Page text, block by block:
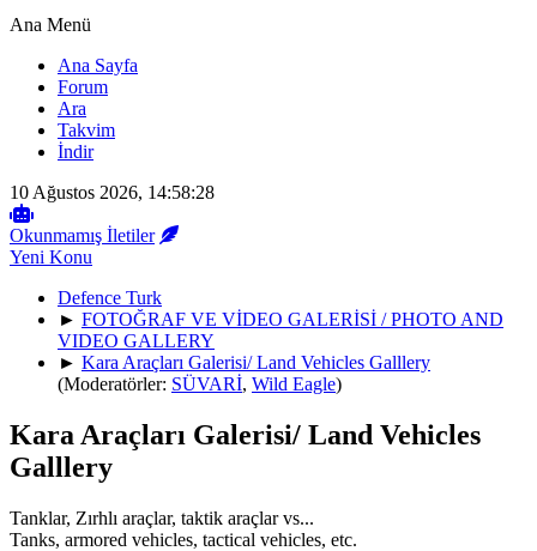
Ana Menü
Ana Sayfa
Forum
Ara
Takvim
İndir
10 Ağustos 2026, 14:58:28
Okunmamış İletiler
Yeni Konu
Defence Turk
► FOTOĞRAF VE VİDEO GALERİSİ / PHOTO AND
VIDEO GALLERY
► Kara Araçları Galerisi/ Land Vehicles Galllery
(Moderatörler: SÜVARİ, Wild Eagle)
Kara Araçları Galerisi/ Land Vehicles
Galllery
Tanklar, Zırhlı araçlar, taktik araçlar vs...
Tanks, armored vehicles, tactical vehicles, etc.